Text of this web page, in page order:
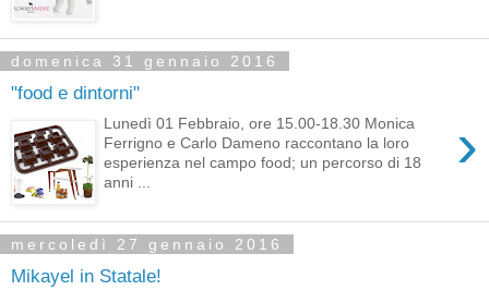
domenica 31 gennaio 2016
"food e dintorni"
›
Lunedì 01 Febbraio, ore 15.00-18.30 Monica
Ferrigno e Carlo Dameno raccontano la loro
esperienza nel campo food; un percorso di 18
anni ...
mercoledì 27 gennaio 2016
Mikayel in Statale!